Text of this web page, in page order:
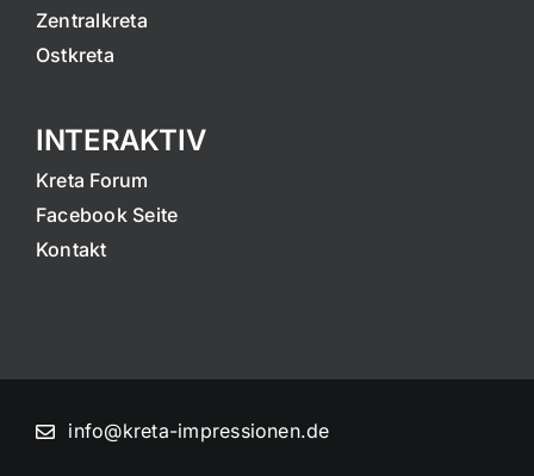
Zentralkreta
Ostkreta
INTERAKTIV
Kreta Forum
Facebook Seite
Kontakt
info@kreta-impressionen.de